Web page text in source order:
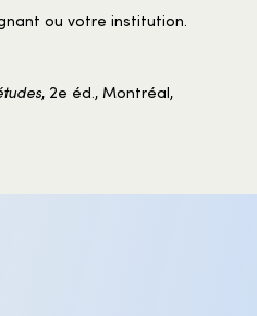
ou votre institution.
, 2e éd., Montréal,